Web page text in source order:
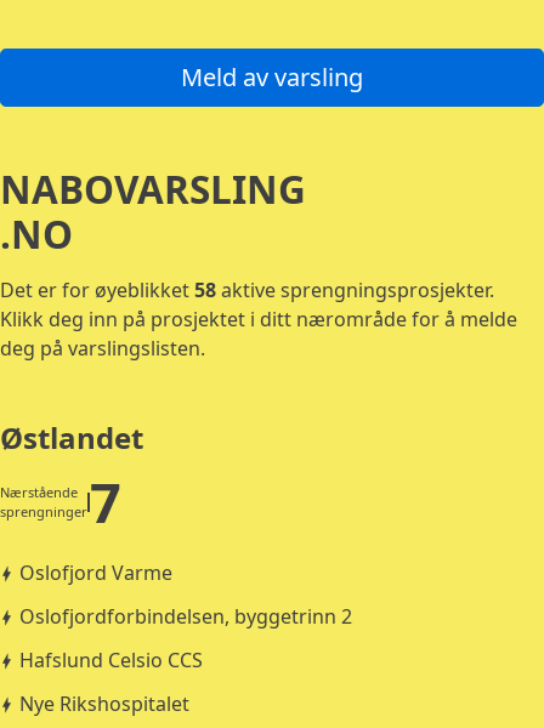
Meld av varsling
NABOVARSLING
.NO
Det er for øyeblikket58aktive sprengningsprosjekter.
Klikk deg inn på prosjektet i ditt nærområde for å melde
deg på varslingslisten.
Østlandet
Nærstående
sprengninger 7
Oslofjord Varme
Oslofjordforbindelsen, byggetrinn 2
Hafslund Celsio CCS
Nye Rikshospitalet